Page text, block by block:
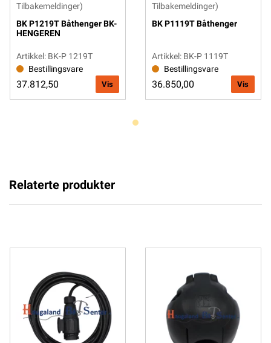
Tilbakemeldinger)
BK P1219T Båthenger BK-
HENGEREN
Artikkel: BK-P 1219T
Bestillingsvare
37.812,50 Vis
Tilbakemeldinger)
BK P1119T Båthenger
Artikkel: BK-P 1119T
Bestillingsvare
36.850,00 Vis
Relaterte produkter